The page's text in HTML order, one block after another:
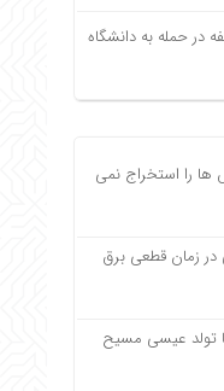
حمله به دانشگاه
را استخراج نمی
در زمان قطعی برق
تولد عیسی مسیح